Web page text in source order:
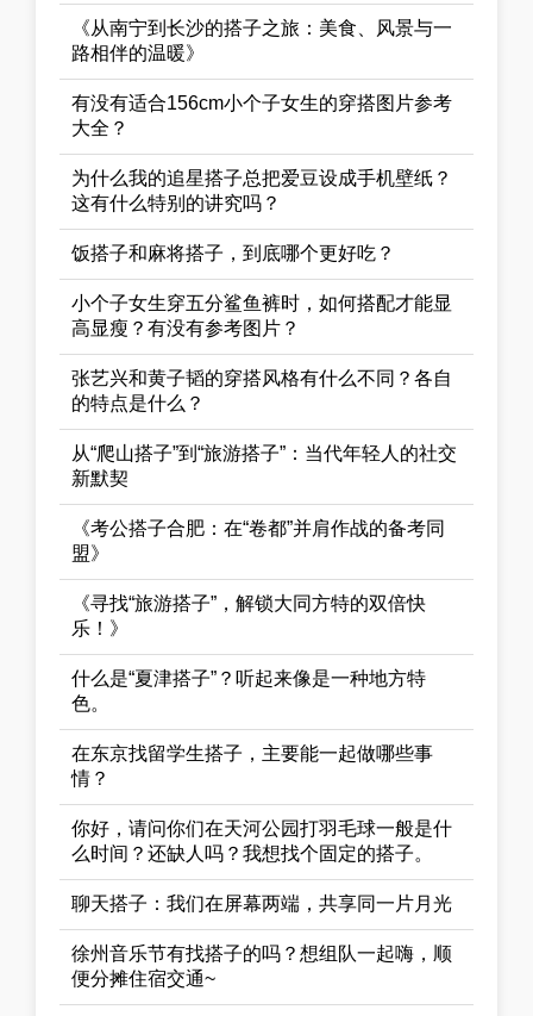
《从南宁到长沙的搭子之旅：美食、风景与一
路相伴的温暖》
有没有适合156cm小个子女生的穿搭图片参考
大全？
为什么我的追星搭子总把爱豆设成手机壁纸？
这有什么特别的讲究吗？
饭搭子和麻将搭子，到底哪个更好吃？
小个子女生穿五分鲨鱼裤时，如何搭配才能显
高显瘦？有没有参考图片？
张艺兴和黄子韬的穿搭风格有什么不同？各自
的特点是什么？
从“爬山搭子”到“旅游搭子”：当代年轻人的社交
新默契
《考公搭子合肥：在“卷都”并肩作战的备考同
盟》
《寻找“旅游搭子”，解锁大同方特的双倍快
乐！》
什么是“夏津搭子”？听起来像是一种地方特
色。
在东京找留学生搭子，主要能一起做哪些事
情？
你好，请问你们在天河公园打羽毛球一般是什
么时间？还缺人吗？我想找个固定的搭子。
聊天搭子：我们在屏幕两端，共享同一片月光
徐州音乐节有找搭子的吗？想组队一起嗨，顺
便分摊住宿交通~